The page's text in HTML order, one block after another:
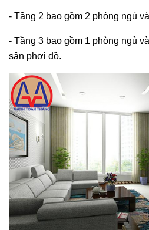
- Tầng 2 bao gồm 2 phòng ngủ
- Tầng 3 bao gồm 1 phòng ngủ
sân phơi đồ.